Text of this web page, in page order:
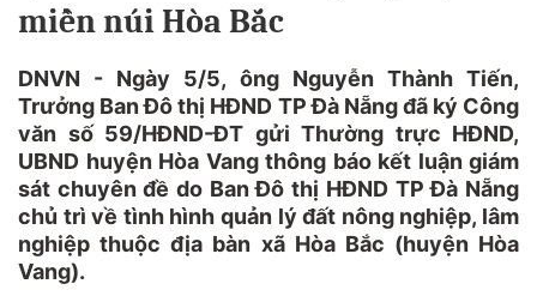
miền núi Hòa Bắc
DNVN - Ngày 5/5, ông Nguyễn Thành Tiến,
Trưởng Ban Đô thị HĐND TP Đà Nẵng đã ký Công
văn số 59/HĐND-ĐT gửi Thường trực HĐND,
UBND huyện Hòa Vang thông báo kết luận giám
sát chuyên đề do Ban Đô thị HĐND TP Đà Nẵng
chủ trì về tình hình quản lý đất nông nghiệp, lâm
nghiệp thuộc địa bàn xã Hòa Bắc (huyện Hòa
Vang).